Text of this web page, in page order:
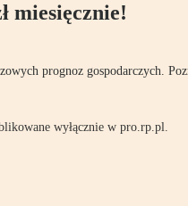
miesięcznie!
prognoz gospodarczych.
wyłącznie w pro.rp.pl.